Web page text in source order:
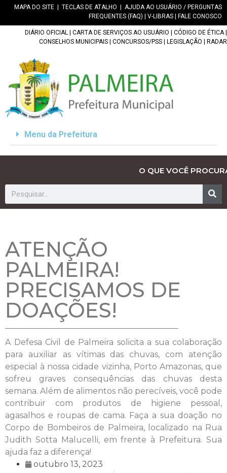
MAPA DO SITE TECLAS DE ATALHO
AJUDA AO USUÁRIO / PERGUNTAS
FREQUENTES (FAQ)
V-LIBRAS FALE CONOSCO
DIÁRIO OFICIAL CARTA DE SERVIÇOS AO USUÁRIO CÓDIGO DE ÉTICA|
CONSELHOS MUNICIPAIS
CONCURSOS/PSS LEGISLAÇÃO RADAR
Menu da Prefeitura
O QUE VOCÊ
ATENÇÃO
PALMEIRA!
PRECISAMOS DE
DOAÇÕES!
A Defesa Civil de Palmeira solicita a sua colaboração
para auxiliar as vítimas das chuvas, com atenção
especial à nossa cidade vizinha, Porto Amazonas, que
sofreu graves consequências das chuvas desta
semana. Além de alimentos não perecíveis, você pode
contribuir com produtos de higiene pessoal,
agasalhos e roupas de cama. Faça a sua doação no
Corpo de Bombeiros de Palmeira, localizado na Rua
Judith Sotta Malucelli, em frente à Prefeitura. Sua
ajuda faz a diferença!
outubro 13, 2023